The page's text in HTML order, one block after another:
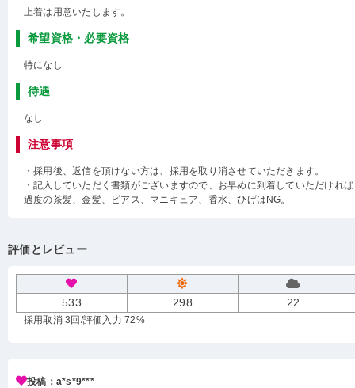
上着は用意いたします。
希望資格・必要資格
特になし
待遇
なし
注意事項
・採用後、返信を頂けない方は、採用を取り消させていただきます。
・記入していただく書類がございますので、お早めに到着していただけれ
過度の茶髪、金髪、ピアス、マニキュア、香水、ひげはNG。
評価とレビュー
533 298 22
採用取消 3回 /評価入力 72%
投稿：a*s*9***